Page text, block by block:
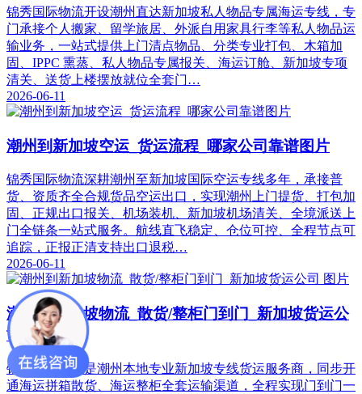
锦秀国际物流开设潮州直达新加坡私人物品专属海运专线，专
门承接个人搬家、留学旅居、外派自用家具行李等私人物品运
输业务，一站式提供上门清点物品、分类专业打包、木箱加
固、IPPC 熏蒸、私人物品专属报关、海运订舱、新加坡专项
清关、送货上楼摆放就位全套门…
2026-06-11
潮州到新加坡空运_货运流程_哪家公司靠谱图片
锦秀国际物流深耕潮州至新加坡国际空运专线多年，承接普
货、资质齐全合规货品空运出口，实现潮州上门提货、打包加
固、正规出口报关、机场装机、新加坡机场清关、全境派送上
门全链条一站式服务。航线直飞稳定、仓位可控、全程节点可
追踪，正报正清支持出口退税…
2026-06-11
潮州到新加坡物流_散货/整柜门到门_新加坡货运公
司 图片
锦秀国际物流是潮州本地专业新加坡专线货运服务商，同步开
通海运拼箱散货、海运整柜全套运输渠道，全程实现门到门一